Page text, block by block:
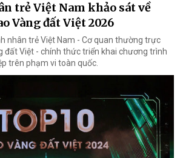
trẻ Việt Nam khảo sát về
Vàng đất Việt 2026
nhân trẻ Việt Nam - Cơ quan thường trực
đất Việt - chính thức triển khai chương trình
trên phạm vi toàn quốc.